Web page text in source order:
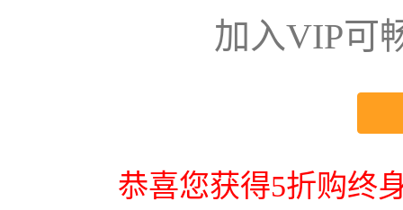
加入VIP可
恭喜您获得5折购终